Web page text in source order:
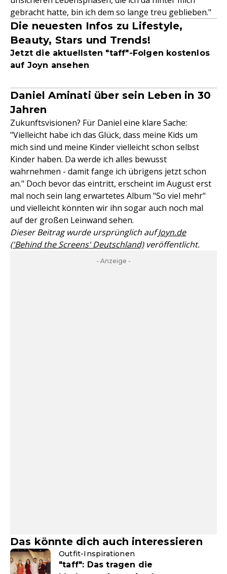
gebracht hatte, bin ich dem so lange treu geblieben."
Die neuesten Infos zu Lifestyle,
Beauty, Stars und Trends!
Jetzt die aktuellsten "taff"-Folgen kostenlos
auf Joyn ansehen
Daniel Aminati über sein Leben in 30
Jahren
Zukunftsvisionen? Für Daniel eine klare Sache:
"Vielleicht habe ich das Glück, dass meine Kids um
mich sind und meine Kinder vielleicht schon selbst
Kinder haben. Da werde ich alles bewusst
wahrnehmen - damit fange ich übrigens jetzt schon
an." Doch bevor das eintritt, erscheint im August erst
mal noch sein lang erwartetes Album "So viel mehr"
und vielleicht könnten wir ihn sogar auch noch mal
auf der großen Leinwand sehen.
Dieser Beitrag wurde ursprünglich aufJoyn.de
('Behind the Screens' Deutschland)veröffentlicht.
- Anzeige -
Das könnte dich auch interessieren
Outfit-Inspirationen
"taff": Das tragen die